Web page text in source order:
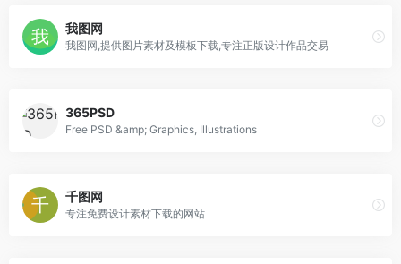
我图网
我图网,提供图片素材及模板下载,专注正版设计作品交易
365PSD
Free PSD &amp; Graphics, Illustrations
千图网
专注免费设计素材下载的网站